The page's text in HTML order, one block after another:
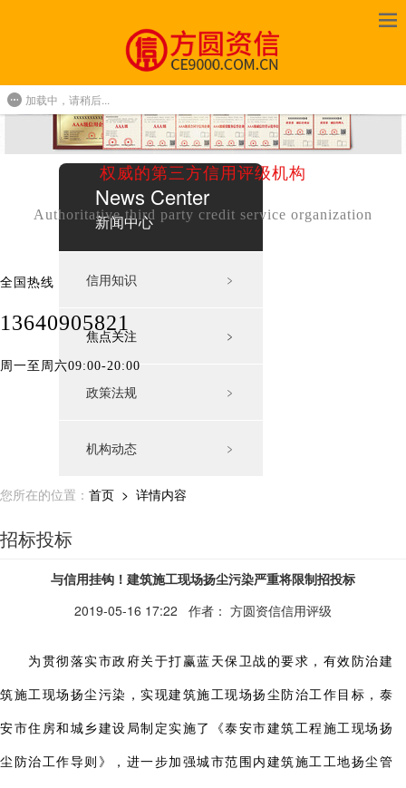
权威的第三方信用评级机构
Authoritative third party credit service organization
全国热线
13640905821
周一至周六09:00-20:00
News Center
新闻中心
信用知识 ﹥
焦点关注 ﹥
政策法规 ﹥
机构动态 ﹥
您所在的位置： 首页 > 详情内容
招标投标
与信用挂钩！建筑施工现场扬尘污染严重将限制招投标
2019-05-16 17:22
作者： 方圆资信信用评级
为贯彻落实市政府关于打赢蓝天保卫战的要求，有效防治建
筑施工现场扬尘污染，实现建筑施工现场扬尘防治工作目标，泰
安市住房和城乡建设局制定实施了《泰安市建筑工程施工现场扬
尘防治工作导则》，进一步加强城市范围内建筑施工工地扬尘管
加载中，请稍后...